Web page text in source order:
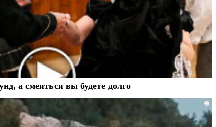
а смеяться вы будете долго
i